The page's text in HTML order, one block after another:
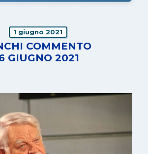
1 giugno 2021
COMMENTO
GIUGNO 2021